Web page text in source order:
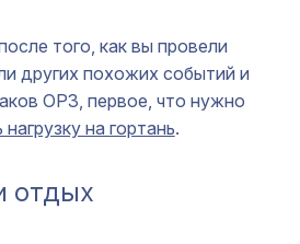
того, как вы провели
других похожих событий и
ОРЗ, первое, что нужно
нагрузку на гортань.
отдых